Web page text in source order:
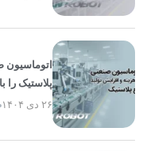
اتوماسیون
پلاستیک را
۲۶ دی ۱۴۰۴